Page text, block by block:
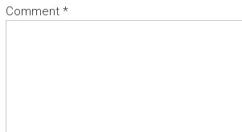
Comment *